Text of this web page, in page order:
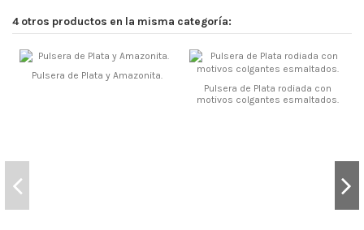
4 otros productos en la misma categoría:
Pulsera de Plata y Amazonita.
Pulsera de Plata rodiada con
motivos colgantes esmaltados.